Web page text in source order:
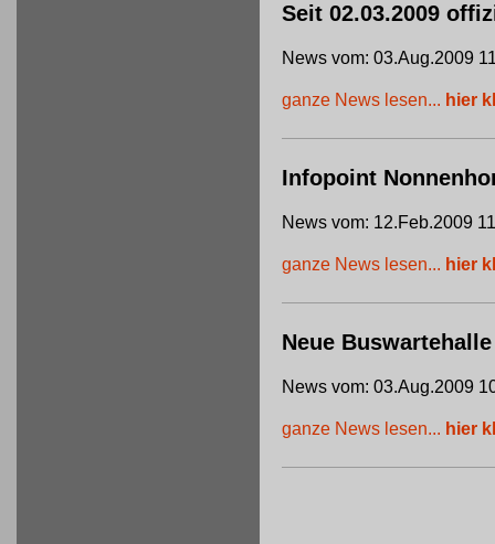
Seit 02.03.2009
News vom: 03.Aug.2009
ganze News lesen... hier
Infopoint
News vom: 12.Feb.2009
ganze News lesen... hier
Neue
News vom: 03.Aug.2009
ganze News lesen... hier